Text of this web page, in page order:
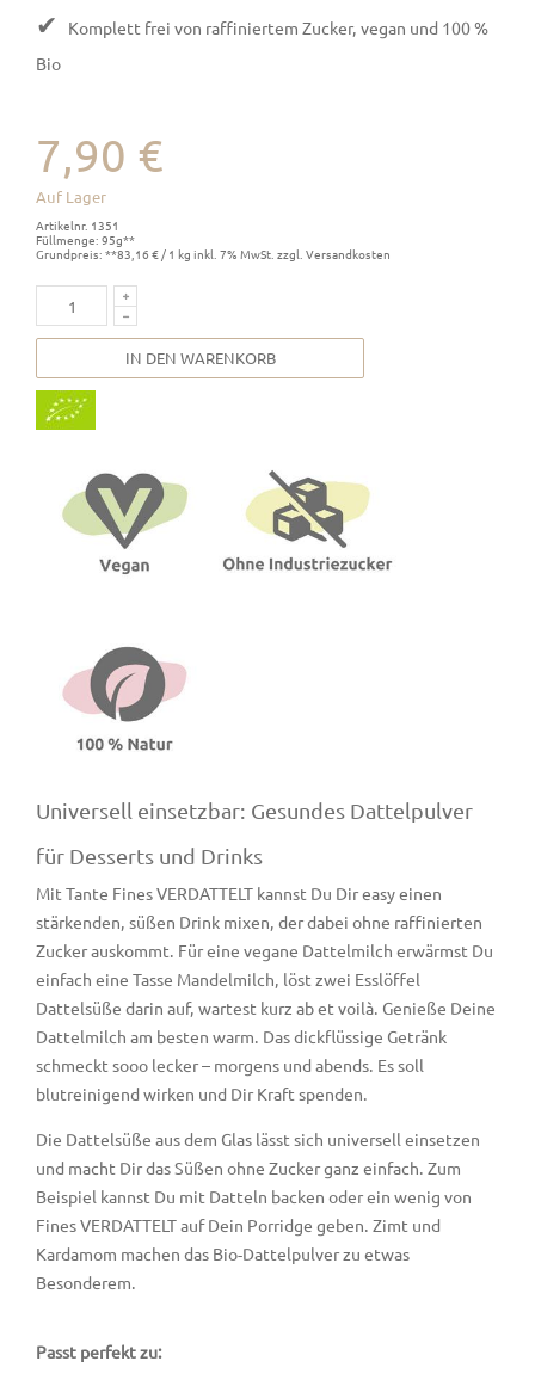
✔
Komplett frei von raffiniertem Zucker, vegan und 100 %
Bio
7,90 €
Auf Lager
Artikelnr. 1351
Füllmenge: 95g**
Grundpreis: **83,16 € / 1 kg inkl. 7% MwSt. zzgl. Versandkosten
IN DEN WARENKORB
Universell einsetzbar: Gesundes Dattelpulver
für Desserts und Drinks
Mit Tante Fines VERDATTELT kannst Du Dir easy einen
stärkenden, süßen Drink mixen, der dabei ohne raffinierten
Zucker auskommt. Für eine vegane Dattelmilch erwärmst Du
einfach eine Tasse Mandelmilch, löst zwei Esslöffel
Dattelsüße darin auf, wartest kurz ab et voilà. Genieße Deine
Dattelmilch am besten warm. Das dickflüssige Getränk
schmeckt sooo lecker – morgens und abends. Es soll
blutreinigend wirken und Dir Kraft spenden.
Die Dattelsüße aus dem Glas lässt sich universell einsetzen
und macht Dir das Süßen ohne Zucker ganz einfach. Zum
Beispiel kannst Du mit Datteln backen oder ein wenig von
Fines VERDATTELT auf Dein Porridge geben. Zimt und
Kardamom machen das Bio-Dattelpulver zu etwas
Besonderem.
Passt perfekt zu: